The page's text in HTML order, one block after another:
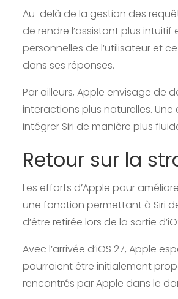
Au-delà de la gestion des
de rendre l’assistant plus
personnelles de l’utilisateur et
dans ses réponses.
Par ailleurs, Apple envisage de
interactions plus naturelles.
intégrer Siri de manière plus
Retour sur la
Les efforts d’Apple pour
une fonction permettant à Siri
d’être retirée lors de la sortie
Avec l’arrivée d’iOS 27, Apple
pourraient être initialement
rencontrés par Apple dans le